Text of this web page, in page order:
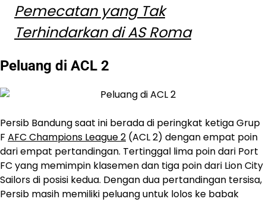
Pemecatan yang Tak
Terhindarkan di AS Roma
Peluang di ACL 2
Persib Bandung saat ini berada di peringkat ketiga Grup
F AFC Champions League 2 (ACL 2) dengan empat poin
dari empat pertandingan. Tertinggal lima poin dari Port
FC yang memimpin klasemen dan tiga poin dari Lion City
Sailors di posisi kedua. Dengan dua pertandingan tersisa,
Persib masih memiliki peluang untuk lolos ke babak